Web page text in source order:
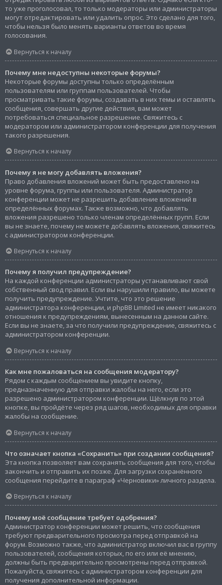
то уже проголосовал, то только модераторы или администраторы
могут отредактировать или удалить опрос. Это сделано для того,
чтобы нельзя было менять варианты ответов во время
голосования.
Вернуться к началу
Почему мне недоступны некоторые форумы?
Некоторые форумы доступны только определённым
пользователям или группам пользователей. Чтобы
просматривать такие форумы, создавать в них темы и оставлять
сообщения, совершать другие действия, вам может
потребоваться специальное разрешение. Свяжитесь с
модератором или администратором конференции для получения
такого разрешения.
Вернуться к началу
Почему я не могу добавлять вложения?
Право добавления вложений может быть предоставлено на
уровне форума, группы или пользователя. Администратор
конференции может не разрешить добавление вложений в
определённых форумах. Также возможно, что добавлять
вложения разрешено только членам определённых групп. Если
вы не знаете, почему не можете добавлять вложения, свяжитесь
с администратором конференции.
Вернуться к началу
Почему я получил предупреждение?
На каждой конференции администраторы устанавливают свой
собственный свод правил. Если вы нарушили правило, вы можете
получить предупреждение. Учтите, что это решение
администратора конференции, и phpBB Limited не имеет никакого
отношения к предупреждениям, вынесенным на данном сайте.
Если вы не знаете, за что получили предупреждение, свяжитесь с
администратором конференции.
Вернуться к началу
Как мне пожаловаться на сообщения модератору?
Рядом с каждым сообщением вы увидите кнопку,
предназначенную для отправки жалобы на него, если это
разрешено администратором конференции. Щёлкнув по этой
кнопке, вы пройдёте через ряд шагов, необходимых для оправки
жалобы на сообщение.
Вернуться к началу
Что означает кнопка «Сохранить» при создании сообщения?
Эта кнопка позволяет вам сохранять сообщения для того, чтобы
закончить и отправить их позже. Для загрузки сохранённого
сообщения перейдите в параграф «Черновики» личного раздела.
Вернуться к началу
Почему моё сообщение требует одобрения?
Администратор конференции может решить, что сообщения
требуют предварительного просмотра перед отправкой на
форум. Возможно также, что администратор включил вас в группу
пользователей, сообщения которых, по его или её мнению,
должны быть предварительно просмотрены перед отправкой.
Пожалуйста, свяжитесь с администратором конференции для
получения дополнительной информации.